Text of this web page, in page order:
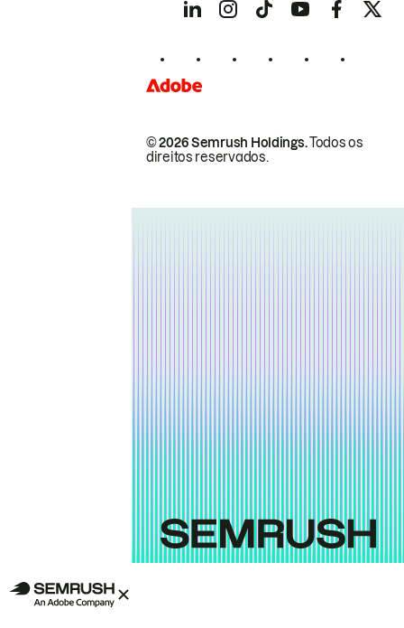
© 2026 Semrush Holdings.Todos os
direitos reservados.